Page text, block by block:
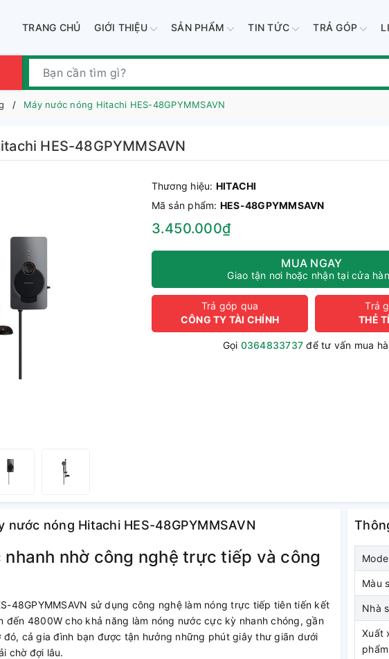
TRANG CHỦ GIỚI THIỆU SẢN PHẨM TIN TỨC TRẢ GÓP
Máy nước nóng Hitachi HES-48GPYMMSAVN
HES-48GPYMMSAVN
Thương hiệu: HITACHI
Mã sản phẩm: HES-48GPYMMSAVN
3.450.000₫
MUA NGAY
Giao tận nơi hoặc nhận tại cửa
Trả góp qua
CÔNG TY TÀI CHÍNH
Trả
THẺ
Gọi 0364833737 để tư vấn mua
nước nóng Hitachi HES-48GPYMMSAVN
nhanh nhờ công nghệ trực tiếp và công
48GPYMMSAVN sử dụng công nghệ làm nóng trực tiếp tiên tiến kết
đến 4800W cho khả năng làm nóng nước cực kỳ nhanh chóng, gần
đó, cả gia đình bạn được tận hưởng những phút giây thư giãn dưới
chờ đợi lâu.
Màu
Nhà
Xuất